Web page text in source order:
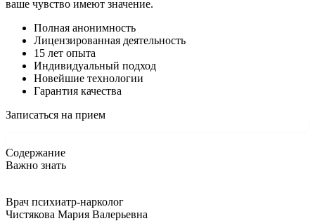
ваше чувство имеют значение.
Полная анонимность
Лицензированная деятельность
15 лет опыта
Индивидуальный подход
Новейшие технологии
Гарантия качества
Записаться на прием
Содержание
Важно знать
Врач психиатр-нарколог
Чистякова Мария Валерьевна